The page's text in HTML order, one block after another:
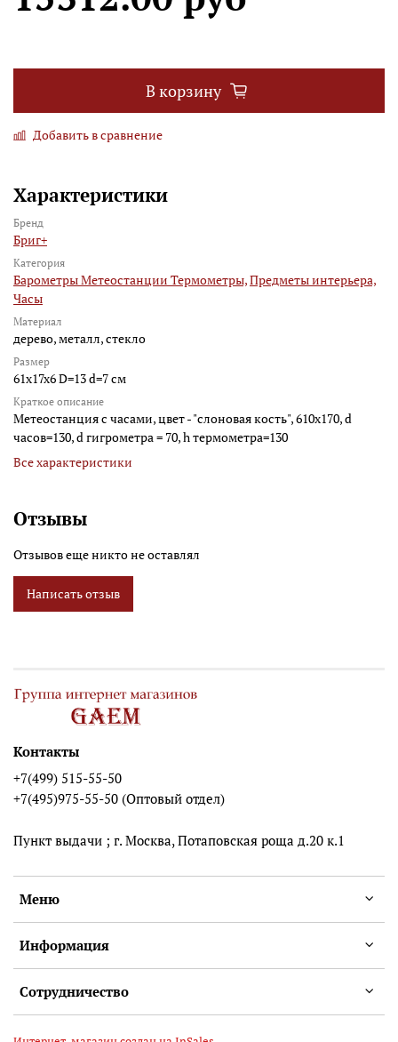
В корзину
Добавить в сравнение
Характеристики
Бренд
Бриг+
Категория
Барометры Метеостанции Термометры,Предметы интерьера,
Часы
Материал
дерево, металл, стекло
Размер
61x17x6 D=13 d=7 см
Краткое описание
Метеостанция с часами, цвет - "слоновая кость", 610х170, d
часов=130, d гигрометра = 70, h термометра=130
Все характеристики
Отзывы
Отзывов еще никто не оставлял
Написать отзыв
Меню
Информация
Сотрудничество
Контакты
+7(499) 515-55-50
+7(495)975-55-50 (Оптовый отдел)
Пункт выдачи ; г. Москва, Потаповская роща д.20 к.1